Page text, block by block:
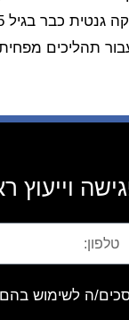
תהליכים
וייעוץ
ה לשימוש